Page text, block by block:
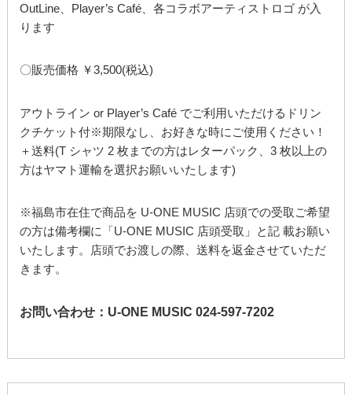
OutLine、Player’s Café、各コラボアーティストロゴ が入
ります
〇販売価格 ￥3,500(税込)
アウトライン or Player’s Café でご利用いただけるドリン
クチケット付※期限なし、お好きな時にご使用ください！
＋送料(T シャツ 2 枚までの方はレターパック、3 枚以上の
方はヤマト運輸を選択お願いいたします)
※福島市在住で商品を U-ONE MUSIC 店頭での受取ご希望
の方は備考欄に「U-ONE MUSIC 店頭受取」と記 載お願い
いたします。店頭でお渡しの際、送料を返金させていただ
きます。
お問い合わせ：U-ONE MUSIC 024-597-7202